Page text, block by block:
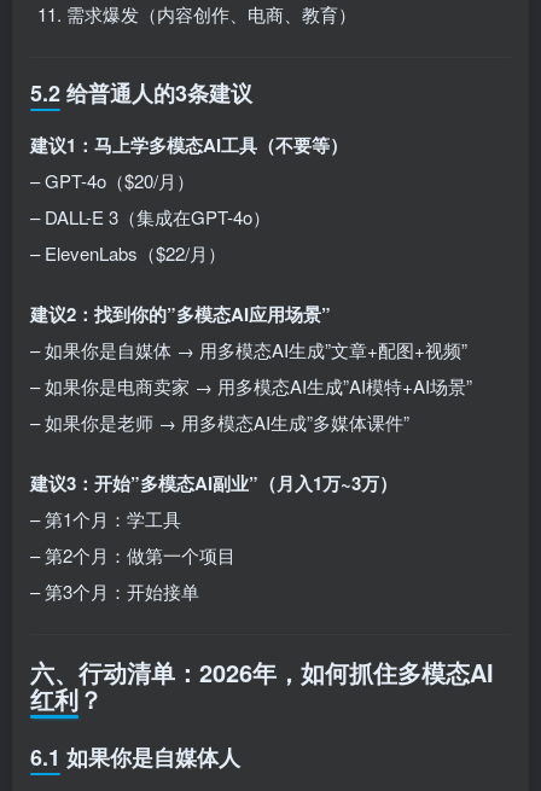
需求爆发（内容创作、电商、教育）
5.2 给普通人的3条建议
建议1：马上学多模态AI工具（不要等）
– GPT-4o（$20/月）
– DALL-E 3（集成在GPT-4o）
– ElevenLabs（$22/月）
建议2：找到你的”多模态AI应用场景”
– 如果你是自媒体 → 用多模态AI生成”文章+配图+视频”
– 如果你是电商卖家 → 用多模态AI生成”AI模特+AI场景”
– 如果你是老师 → 用多模态AI生成”多媒体课件”
建议3：开始”多模态AI副业”（月入1万~3万）
– 第1个月：学工具
– 第2个月：做第一个项目
– 第3个月：开始接单
六、行动清单：2026年，如何抓住多模态AI
红利？
6.1 如果你是自媒体人